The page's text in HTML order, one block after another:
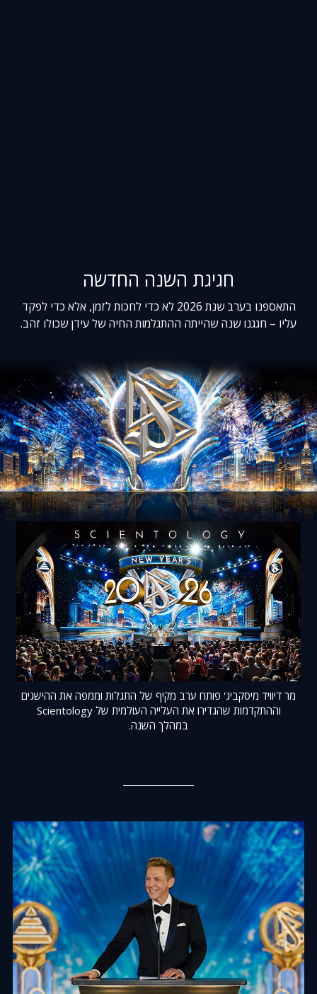
חגיגת השנה החדשה
התאספנו בערב שנת 2026 לא כדי לחכות לזמן, אלא כדי לפקד
עליו – חגגנו שנה שהייתה ההתגלמות החיה של עידן שכולו זהב.
מר דיוויד מיסקביג' פותח ערב מקיף של התגלות וממפה את ההישגים
וההתקדמות שהגדירו את העלייה העולמית של Scientology
במהלך השנה.